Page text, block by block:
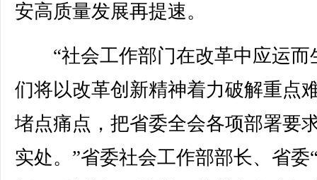
安高质量发展再提速。
“社会工作部门在改革中应运而
们将以改革创新精神着力破解重点
堵点痛点，把省委全会各项部署要
实处。”省委社会工作部部长、省委